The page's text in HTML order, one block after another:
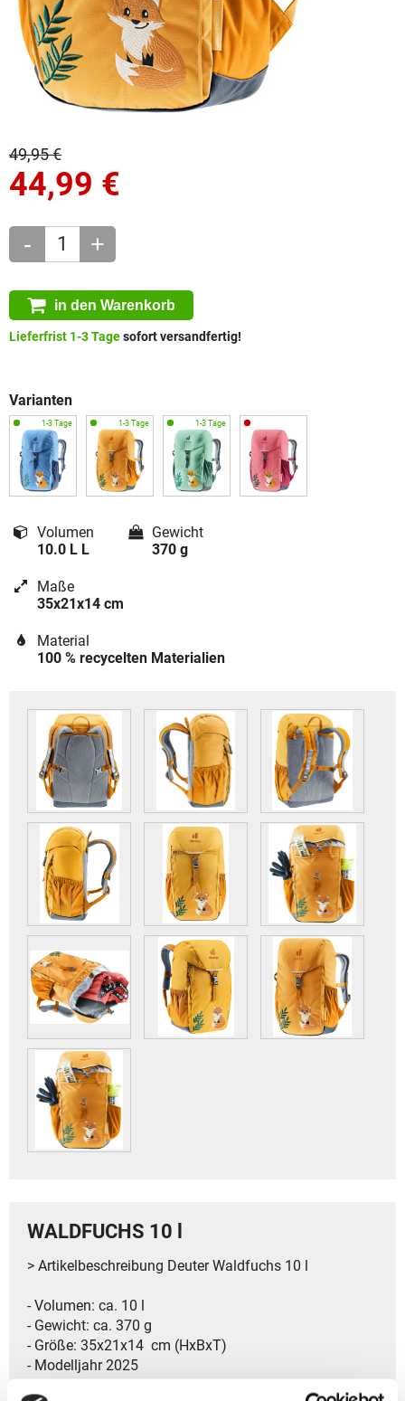
49,95 €
44,99 €
- +
in den Warenkorb
Lieferfrist 1-3 Tagesofort versandfertig!
Varianten
Volumen
10.0 L L
Gewicht
370 g
Maße
35x21x14 cm
Material
100 % recycelten Materialien
WALDFUCHS 10 l
> Artikelbeschreibung Deuter Waldfuchs 10 l
- Volumen: ca. 10 l
- Gewicht: ca. 370 g
- Größe: 35x21x14 cm (HxBxT)
- Modelljahr 2025